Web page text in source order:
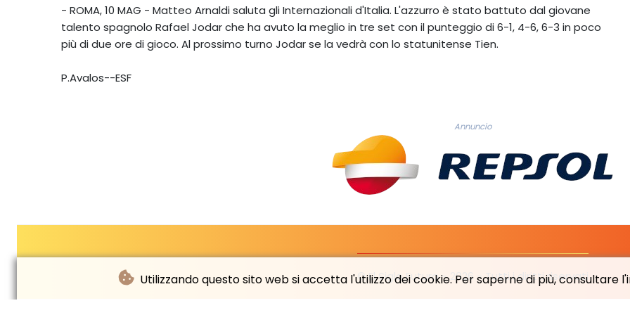
Utilizzando questo sito web si accetta l'utilizzo dei cookie. Per saperne di più, consultare
- ROMA, 10 MAG - Matteo Arnaldi saluta gli Internazionali d'Italia. L'azzurro è stato battuto dal giovane
talento spagnolo Rafael Jodar che ha avuto la meglio in tre set con il punteggio di 6-1, 4-6, 6-3 in poco
più di due ore di gioco. Al prossimo turno Jodar se la vedrà con lo statunitense Tien.
P.Avalos--ESF
Annuncio
© El Siglo Futuro - 2026 - Tutti i diritti riservati